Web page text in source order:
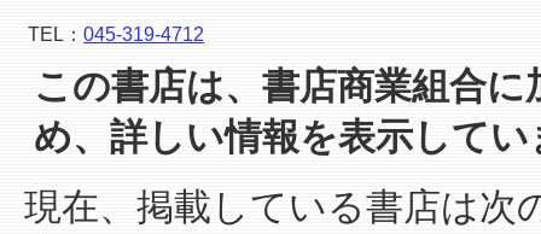
TEL： 045-319-4712
この書店は、書店商業組合
め、詳しい情報を表示して
現在、掲載している書店は次